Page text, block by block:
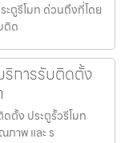
ะตูรีโมท ด่วนถึงที่โดย
ติด
ริการรับติดตั้ง
ตั้ง ประตูรั้วรีโมท
าพ และ ร